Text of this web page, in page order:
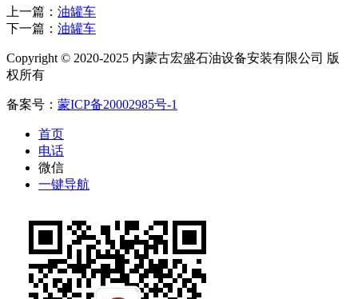
上一篇： 油罐车
下一篇： 油罐车
Copyright © 2020-2025 内蒙古宏盛石油设备安装有限公司 版
权所有
备案号： 蒙ICP备20002985号-1
首页
电话
微信
一键导航